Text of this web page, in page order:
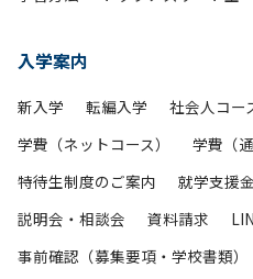
入学案内
新入学 転編入学
社会人コー
学費（ネットコース）
学費（
特待生制度のご案内
就学支援金
説明会・相談会
資料請求
事前確認（募集要項・学校書類）